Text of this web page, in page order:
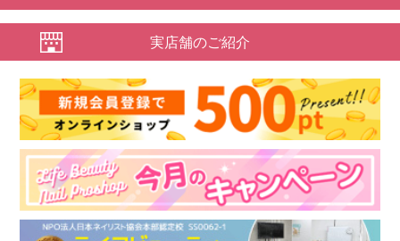
実店舗のご紹介